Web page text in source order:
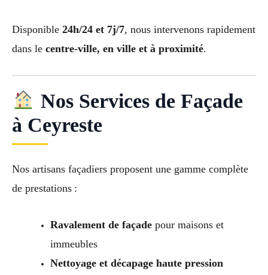
Disponible 24h/24 et 7j/7, nous intervenons rapidement
dans le centre-ville, en ville et à proximité.
Nos Services de Façade
à Ceyreste
Nos artisans façadiers proposent une gamme complète
de prestations :
Ravalement de façadepour maisons et
immeubles
Nettoyage et décapage haute pression